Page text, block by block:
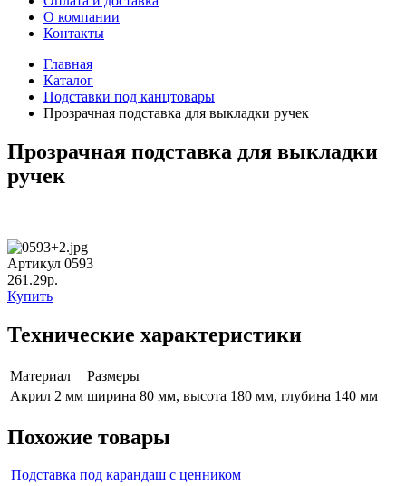
О компании
Контакты
Главная
Каталог
Подставки под канцтовары
Прозрачная подставка для выкладки ручек
Прозрачная подставка для выкладки
ручек
Артикул 0593
261.29р.
Купить
Технические характеристики
Материал
Размеры
Акрил 2 мм ширина 80 мм, высота 180 мм, глубина 140 мм
Похожие товары
Подставка под карандаш с ценником